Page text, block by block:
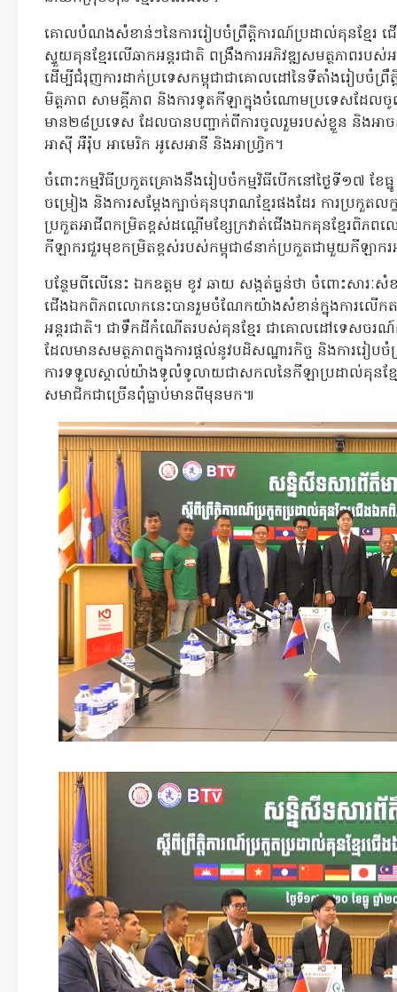
គោលបំណងសំខាន់ៗនៃការរៀបចំព្រឹត្តិការណ៍ប្រដាល់គុនខ្មែរ
ស្ទួយគុនខ្មែរលើឆាកអន្តរជាតិ ពង្រឹងការអភិវឌ្ឍសមត្ថភាពរបស់
ដើម្បីជំរុញការដាក់ប្រទេសកម្ពុជាជាគោលដៅនៃទីតាំងរៀបចំព្
មិត្តភាព សាមគ្គីភាព និងការទូតកីឡាក្នុងចំណោមប្រទេសដែ
មាន២៨ប្រទេស ដែលបានបញ្ជាក់ពីការចូលរួមរបស់ខ្លួន និងអ
អាស៊ី អឺរ៉ុប អាមេរិក អូសេអានី និងអាហ្វ្រិក។
ចំពោះកម្មវិធីប្រកួតគ្រោងនឹងរៀបចំកម្មវិធីបើកនៅថ្ងៃទី១៧ ខែ
ចម្រៀង និងការសម្តែងក្បាច់គុនបុរាណខ្មែរផងដែរ ការប្រកួតល
ប្រកួតអាជីពកម្រិតខ្ពស់ដណ្ដើមខ្សែក្រវាត់ជើងឯកគុនខ្មែរពិ
កីឡាករជួរមុខកម្រិតខ្ពស់របស់កម្ពុជា៨នាក់ប្រកួតជាមួយកីឡាក
បន្ថែមពីលើនេះ ឯកឧត្តម ខូវ ឆាយ សង្កត់ធ្ងន់ថា ចំពោះសារៈសំ
ជើងឯកពិភពលោកនេះបានរួមចំណែកយ៉ាងសំខាន់ក្នុងការលើកត
អន្តរជាតិ។ ជាទឹកដីកំណើតរបស់គុនខ្មែរ ជាគោលដៅទេសចរណ៍
ដែលមានសមត្ថភាពក្នុងការផ្តល់នូវបដិសណ្ឋារកិច្ច និងការរៀបចំ
ការទទួលស្គាល់យ៉ាងទូលំទូលាយជាសកលនៃកីឡាប្រដាល់គុនខ្មែ
សមាជិកជាច្រើនពុំធ្លាប់មានពីមុនមក៕